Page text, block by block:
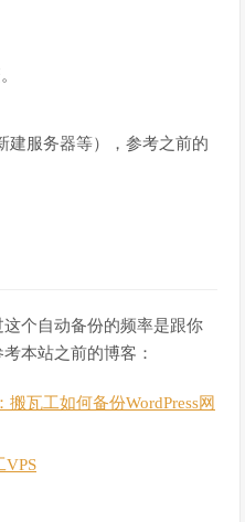
建服务器等），参考之前的
个自动备份的频率是跟你
本站之前的博客：
瓦工如何备份WordPress网
VPS